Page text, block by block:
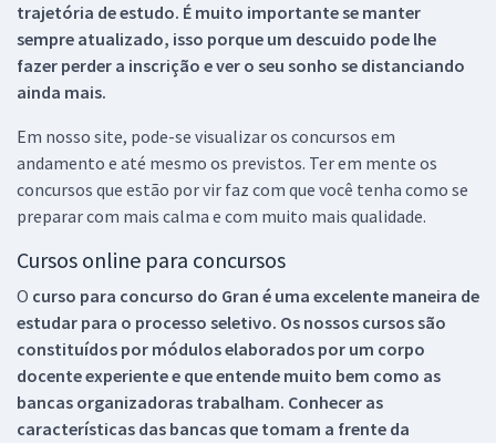
trajetória de estudo. É muito importante se manter
sempre atualizado, isso porque um descuido pode lhe
fazer perder a inscrição e ver o seu sonho se distanciando
ainda mais.
Em nosso site, pode-se visualizar os concursos em
andamento e até mesmo os previstos. Ter em mente os
concursos que estão por vir faz com que você tenha como se
preparar com mais calma e com muito mais qualidade.
Cursos online para concursos
O curso para concurso do Gran é uma excelente maneira de
estudar para o processo seletivo. Os nossos cursos são
constituídos por módulos elaborados por um corpo
docente experiente e que entende muito bem como as
bancas organizadoras trabalham. Conhecer as
características das bancas que tomam a frente da